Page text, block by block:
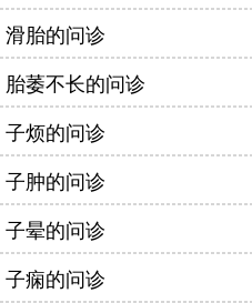
滑胎的问诊
胎萎不长的问诊
子烦的问诊
子肿的问诊
子晕的问诊
子痫的问诊